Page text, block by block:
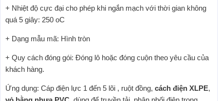
+ Nhiệt độ cực đại cho phép khi ngắn mạch với thời gian không
quá 5 giây: 250 oC
+ Dạng mẫu mã: Hình tròn
+ Quy cách đóng gói: Đóng lô hoặc đóng cuộn theo yêu cầu của
khách hàng.
Ứng dụng: Cáp điện lực 1 đến 5 lõi , ruột đồng, cách điện XLPE,